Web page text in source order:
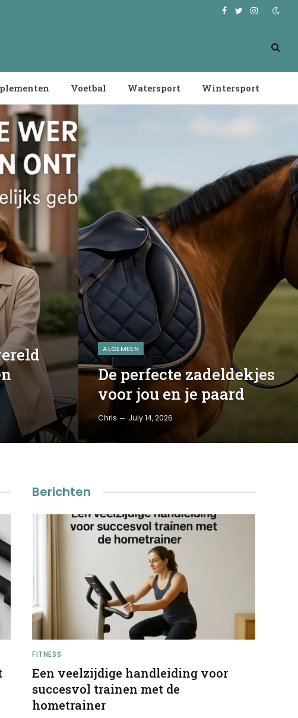
Facebook
TwitterInstagram
Voetbal Watersport Wintersport
ALGEMEEN
De perfecte zadeldekjes
voor jou en je paard
Chris July 14, 2026
Berichten
FITNESS
Een veelzijdige handleiding voor
succesvol trainen met de
hometrainer